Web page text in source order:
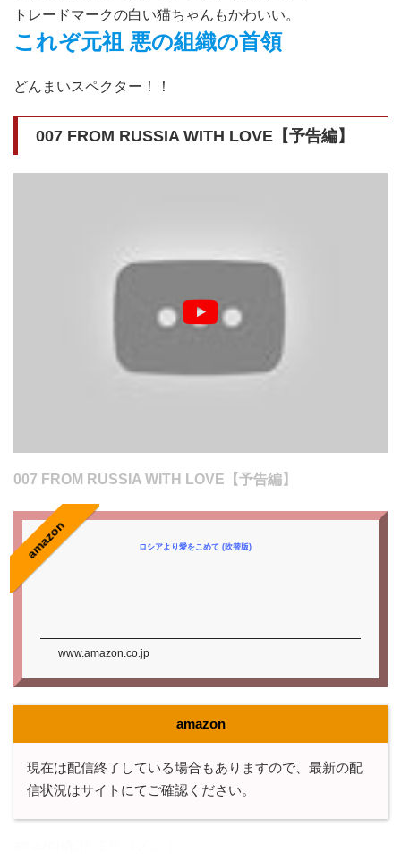
トレードマークの白い猫ちゃんもかわいい。
これぞ元祖 悪の組織の首領
どんまいスペクター！！
007 FROM RUSSIA WITH LOVE【予告編】
007 FROM RUSSIA WITH LOVE【予告編】
amazon ロシアより愛をこめて (吹替版)
www.amazon.co.jp
amazon
現在は配信終了している場合もありますので、最新の配
信状況はサイトにてご確認ください。